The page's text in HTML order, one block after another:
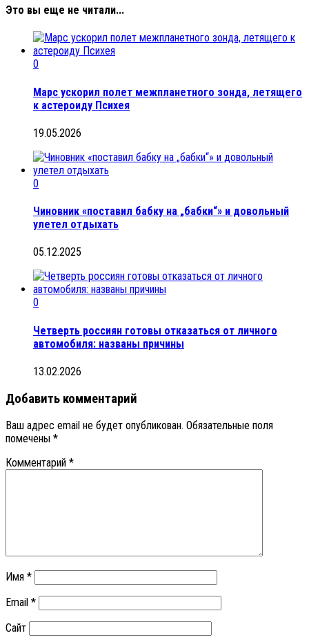
Это вы еще не читали...
0
Марс ускорил полет межпланетного зонда, летящего
к астероиду Психея
19.05.2026
0
Чиновник «поставил бабку на „бабки“» и довольный
улетел отдыхать
05.12.2025
0
Четверть россиян готовы отказаться от личного
автомобиля: названы причины
13.02.2026
Добавить комментарий
Ваш адрес email не будет опубликован. Обязательные поля
помечены *
Комментарий *
Имя *
Email *
Сайт